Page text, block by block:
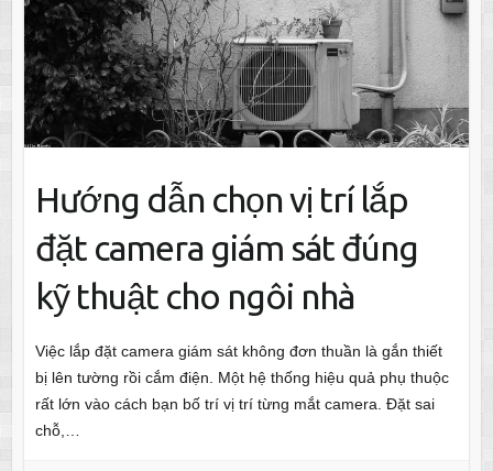
Hướng dẫn chọn vị trí lắp
đặt camera giám sát đúng
kỹ thuật cho ngôi nhà
Việc lắp đặt camera giám sát không đơn thuần là gắn thiết
bị lên tường rồi cắm điện. Một hệ thống hiệu quả phụ thuộc
rất lớn vào cách bạn bố trí vị trí từng mắt camera. Đặt sai
chỗ,…